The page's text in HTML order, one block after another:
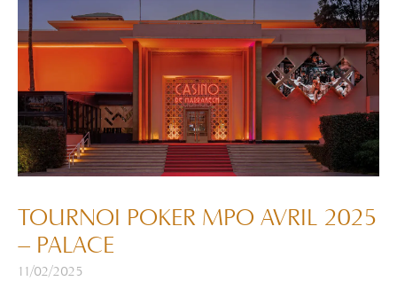
TOURNOI POKER MPO AVRIL 2025
– PALACE
11/02/2025